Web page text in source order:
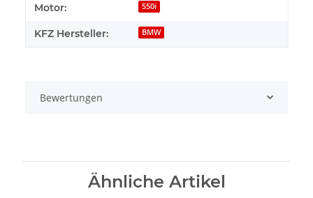
Motor: 550i
KFZ Hersteller: BMW
Bewertungen
Ähnliche Artikel